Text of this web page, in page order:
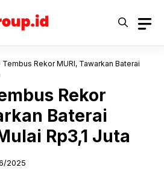
Tembus Rekor MURI, Tawarkan Baterai
Rekor
Baterai
Rp3,1 Juta
2025